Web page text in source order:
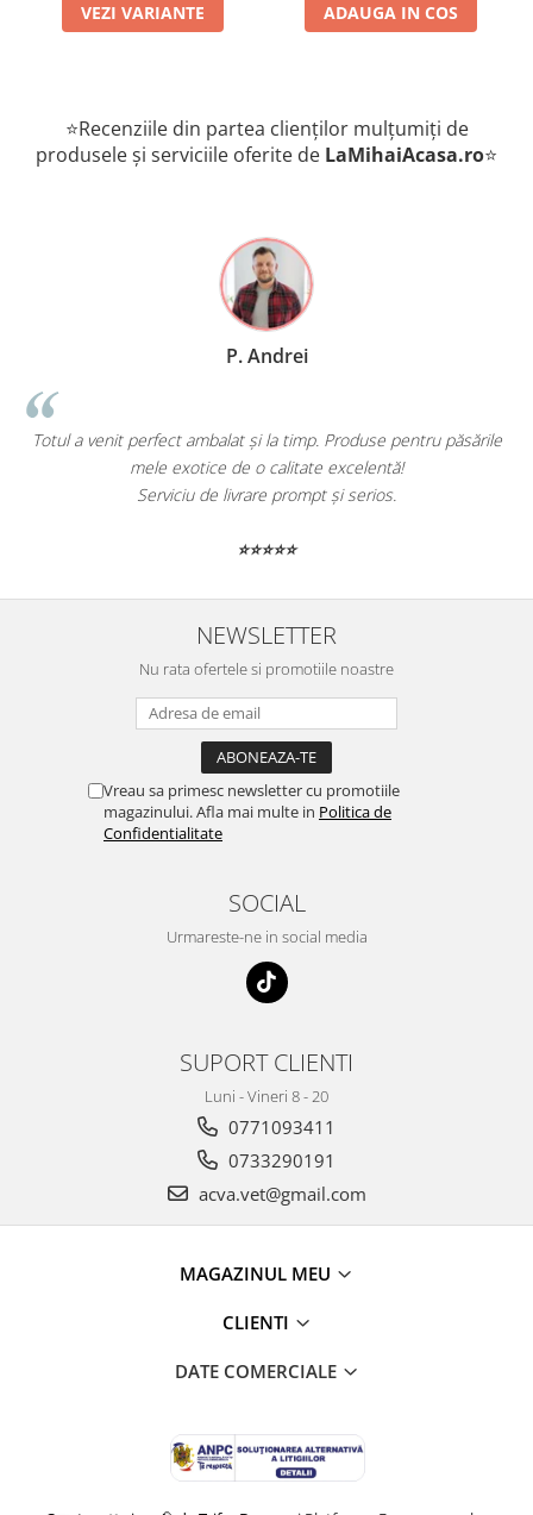
VEZI VARIANTE ADAUGA IN COS
⭐Recenziile din partea clienților mulțumiți de
produsele și serviciile oferite de LaMihaiAcasa.ro⭐
P. Andrei
Totul a venit perfect ambalat și la timp. Produse pentru păsările
mele exotice de o calitate excelentă!
Serviciu de livrare prompt și serios.
⭐⭐⭐⭐⭐
NEWSLETTER
Nu rata ofertele si promotiile noastre
Vreau sa primesc newsletter cu promotiile
magazinului. Afla mai multe in Politica de
Confidentialitate
SOCIAL
Urmareste-ne in social media
SUPORT CLIENTI
Luni - Vineri 8 - 20
0771093411
0733290191
acva.vet@gmail.com
MAGAZINUL MEU
CLIENTI
DATE COMERCIALE